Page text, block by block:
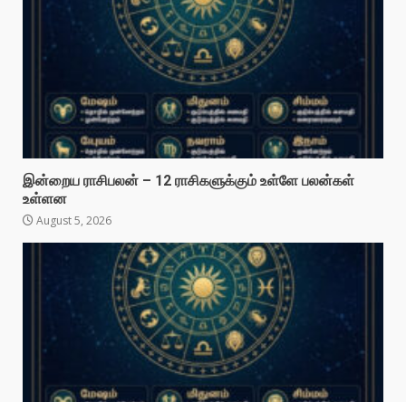
இன்றைய ராசிபலன் – 12 ராசிகளுக்கும் உள்ளே பலன்கள்
உள்ளன
August 5, 2026